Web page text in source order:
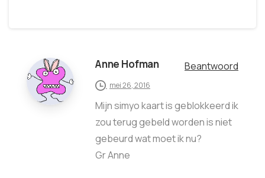
Anne Hofman Beantwoord
mei 26, 2016
Mijn simyo kaart is geblokkeerd ik
zou terug gebeld worden is niet
gebeurd wat moet ik nu?
Gr Anne